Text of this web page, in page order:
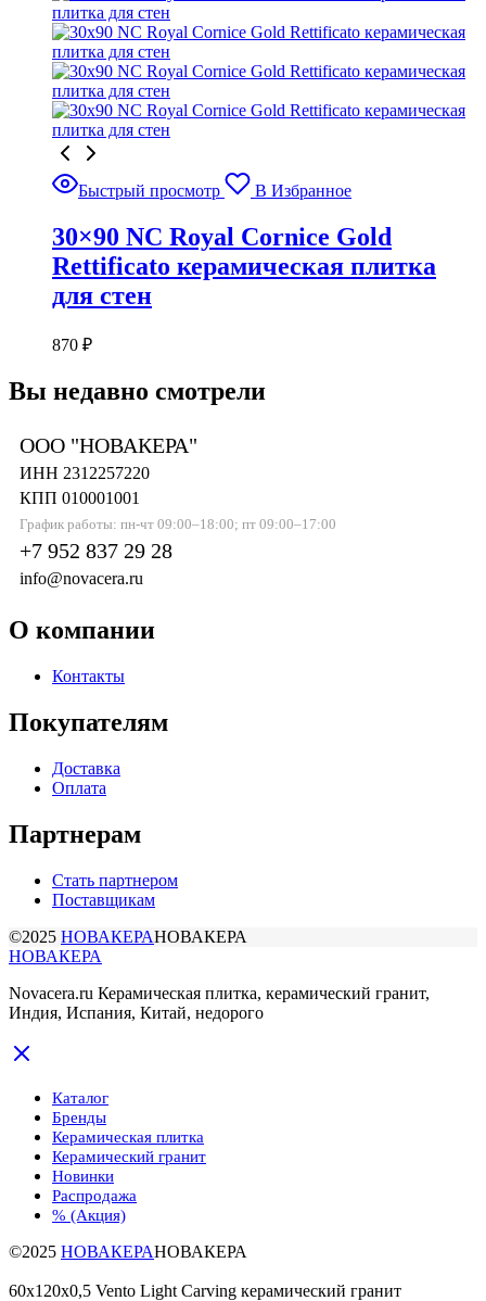
Быстрый просмотр В Избранное
30×90 NC Royal Cornice Gold
Rettificato керамическая плитка
для стен
870 ₽
Вы недавно смотрели
ООО "НОВАКЕРА"
ИНН 2312257220
КПП 010001001
График работы: пн-чт 09:00–18:00; пт 09:00–17:00
+7 952 837 29 28
info@novacera.ru
О компании
Контакты
Покупателям
Доставка
Оплата
Партнерам
Стать партнером
Поставщикам
©2025 НОВАКЕРАНОВАКЕРА
НОВАКЕРА
Novacera.ru Керамическая плитка, керамический гранит,
Индия, Испания, Китай, недорого
Каталог
Бренды
Керамическая плитка
Керамический гранит
Новинки
Распродажа
% (Акция)
©2025 НОВАКЕРАНОВАКЕРА
60x120x0,5 Vento Light Carving керамический гранит